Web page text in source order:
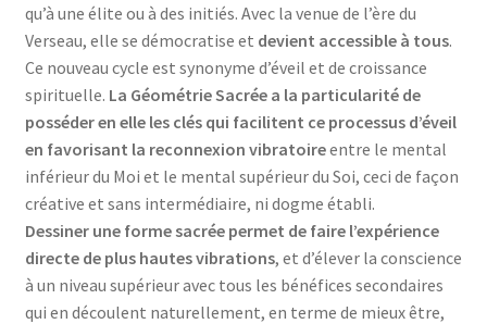
qu’à une élite ou à des initiés. Avec la venue de l’ère du
Verseau, elle se démocratise et devient accessible à tous.
Ce nouveau cycle est synonyme d’éveil et de croissance
spirituelle. La Géométrie Sacrée a la particularité de
posséder en elle les clés qui facilitent ce processus d’éveil
en favorisant la reconnexion vibratoireentre le mental
inférieur du Moi et le mental supérieur du Soi, ceci de façon
créative et sans intermédiaire, ni dogme établi.
Dessiner une forme sacrée permet de faire l’expérience
directe de plus hautes vibrations, et d’élever la conscience
à un niveau supérieur avec tous les bénéfices secondaires
qui en découlent naturellement, en terme de mieux être,